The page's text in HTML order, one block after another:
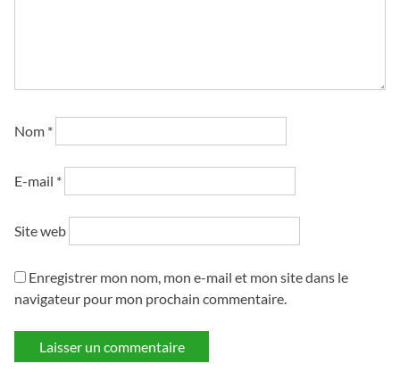
Nom *
E-mail *
Site web
Enregistrer mon nom, mon e-mail et mon site dans le
navigateur pour mon prochain commentaire.